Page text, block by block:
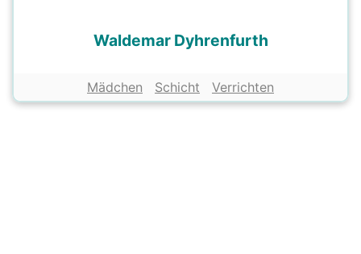
Waldemar Dyhrenfurth
Mädchen Schicht Verrichten